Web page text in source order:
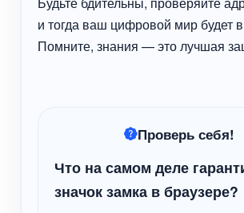
и тогда ваш цифровой мир будет
Помните, знания — это лучшая
Проверь себя!
Что на самом деле
значок замка в браузере?